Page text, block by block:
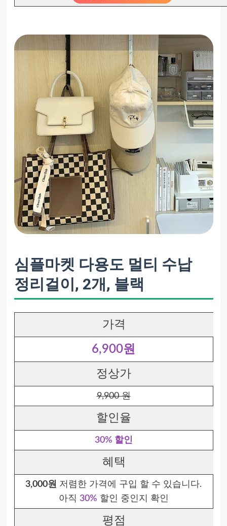
심플마켓 다용도 멀티 수납
정리걸이, 2개, 블랙
가격
6,900원
정상가
9,900 원
할인율
30% 할인
혜택
3,000원 저렴한 가격에 구입 할 수 있습니다.
아직 30% 할인 중인지 확인
평점